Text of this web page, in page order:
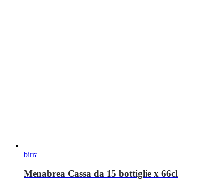
birra
Menabrea Cassa da 15 bottiglie x 66cl